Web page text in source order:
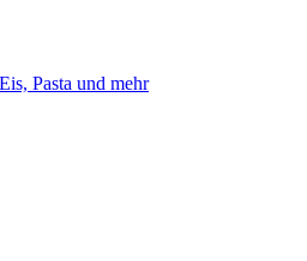
Pasta und mehr